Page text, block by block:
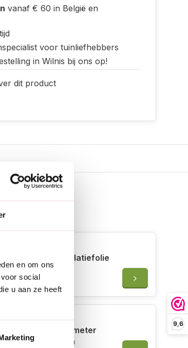
en om ons
social
u aan ze heeft
9,6
vanaf € 60 in België en
voor tuinliefhebbers
in Wilnis bij ons op!
dit product
Agro Aircell isolatiefolie
Tuinthermometer
Leesbaar tot 15 m